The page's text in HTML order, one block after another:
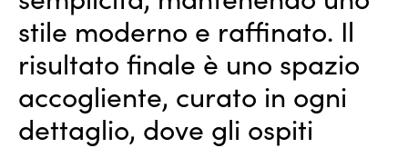
stile moderno e raffinato. Il
risultato finale è uno spazio
accogliente, curato in ogni
dettaglio, dove gli ospiti